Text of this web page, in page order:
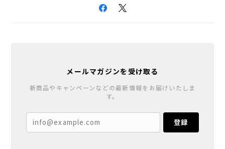
メールマガジンを受け取る
新商品やキャンペーンなどの最新情報をお届けいたしま
す。
登録